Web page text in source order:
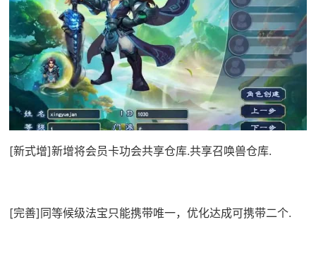
[新式增]新增将会员卡功会共享仓库.共享召唤兽仓库.
[完善]同等候级法宝只能携带唯一，优化达成可携带二个.